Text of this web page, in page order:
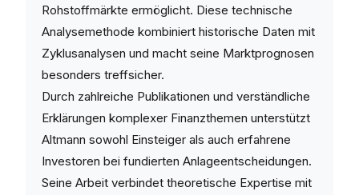
Rohstoffmärkte ermöglicht. Diese technische
Analysemethode kombiniert historische Daten mit
Zyklusanalysen und macht seine Marktprognosen
besonders treffsicher.
Durch zahlreiche Publikationen und verständliche
Erklärungen komplexer Finanzthemen unterstützt
Altmann sowohl Einsteiger als auch erfahrene
Investoren bei fundierten Anlageentscheidungen.
Seine Arbeit verbindet theoretische Expertise mit